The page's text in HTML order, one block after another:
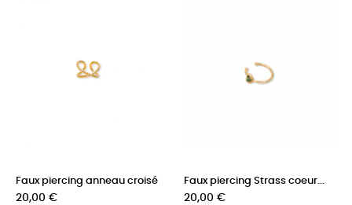
Faux piercing anneau croisé
Prix
20,00 €
Faux piercing Strass coeur...
Prix
20,00 €